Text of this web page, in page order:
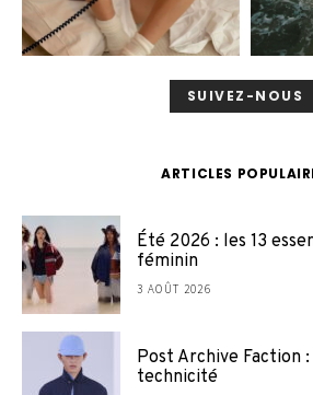
SUIVEZ-NOUS
ARTICLES
Été 2026 : les 13
féminin
3 AOÛT 2026
Post Archive Faction
technicité